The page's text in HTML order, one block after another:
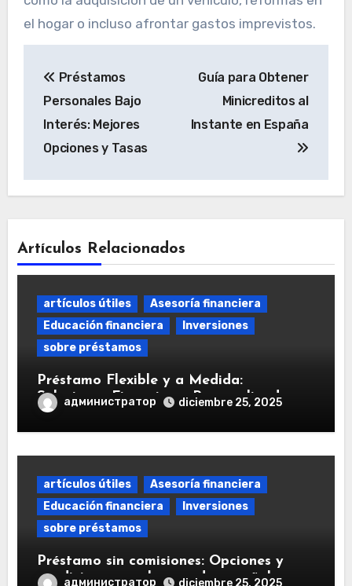
el hogar o incluso afrontar gastos imprevistos.
de
entradas
Préstamos
Personales Bajo
Interés: Mejores
Opciones y Tasas
Guía para Obtener
Minicreditos al
Instante en España
Artículos Relacionados
artículos útiles
Asesoría financiera
Educación financiera
Inversiones
sobre préstamos
Préstamo Flexible y a Medida:
Soluciones Financieras Personalizadas
администратор diciembre 25, 2025
artículos útiles
Asesoría financiera
Educación financiera
Inversiones
sobre préstamos
Préstamo sin comisiones: Opciones y
condiciones en el mercado español
администратор diciembre 25, 2025